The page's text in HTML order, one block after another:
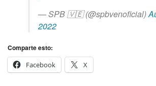
— SPB 🇻🇪 (@spbvenoficial)
2022
Comparte esto:
Facebook
X